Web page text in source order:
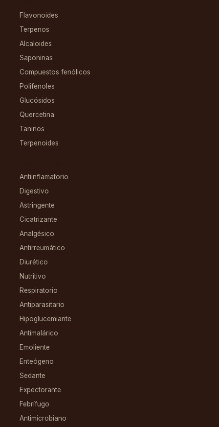
Flavonoides
Terpenos
Alcaloides
Saponinas
Compuestos fenólicos
Polifenoles
Glucósidos
Quercetina
Taninos
Terpenoides
Antiinflamatorio
Digestivo
Astringente
Cicatrizante
Analgésico
Antirreumático
Diurético
Nutritivo
Respiratorio
Antiparasitario
Hipoglucemiante
Antimalárico
Emoliente
Enteógeno
Sedante
Expectorante
Febrífugo
Antimicrobiano